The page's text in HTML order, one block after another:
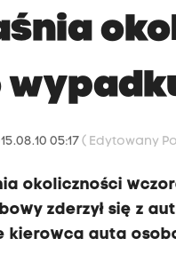
05:17( Edytowany
okoliczności
zderzył się z
kierowca auta